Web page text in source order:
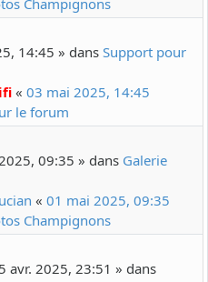
Champignons
14:45 » dans Support pour
« 03 mai 2025, 14:45
le forum
09:35 » dans Galerie
« 01 mai 2025, 09:35
Champignons
avr. 2025, 23:51 » dans